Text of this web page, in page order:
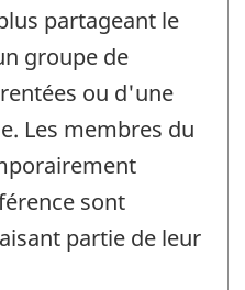
partageant le
groupe de
ou d'une
Les membres du
sont
partie de leur